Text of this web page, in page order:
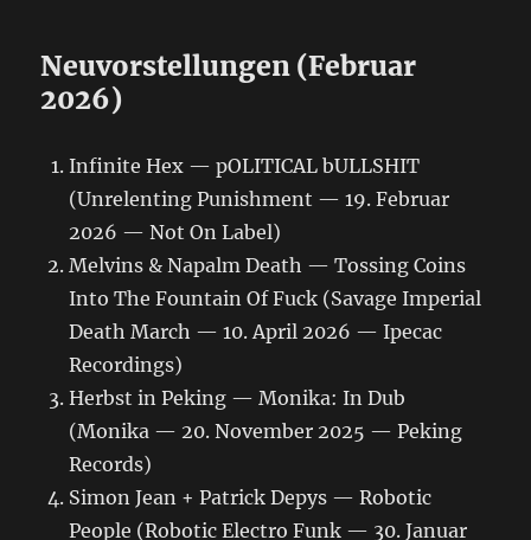
Neuvorstellungen (Februar
2026)
Infinite Hex — pOLITICAL bULLSHIT
(Unrelenting Punishment — 19. Februar
2026 — Not On Label)
Melvins & Napalm Death — Tossing Coins
Into The Fountain Of Fuck (Savage Imperial
Death March — 10. April 2026 — Ipecac
Recordings)
Herbst in Peking — Monika: In Dub
(Monika — 20. November 2025 — Peking
Records)
Simon Jean + Patrick Depys — Robotic
People (Robotic Electro Funk — 30. Januar